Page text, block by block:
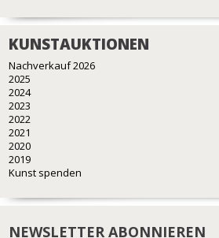
KUNSTAUKTIONEN
Nachverkauf 2026
2025
2024
2023
2022
2021
2020
2019
Kunst spenden
NEWSLETTER ABONNIEREN